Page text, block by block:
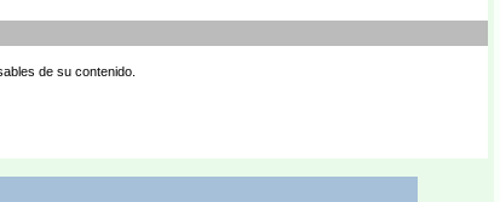
de su contenido.